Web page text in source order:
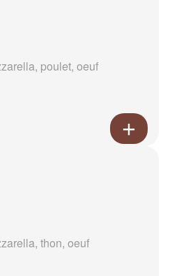
poulet, oeuf
thon, oeuf